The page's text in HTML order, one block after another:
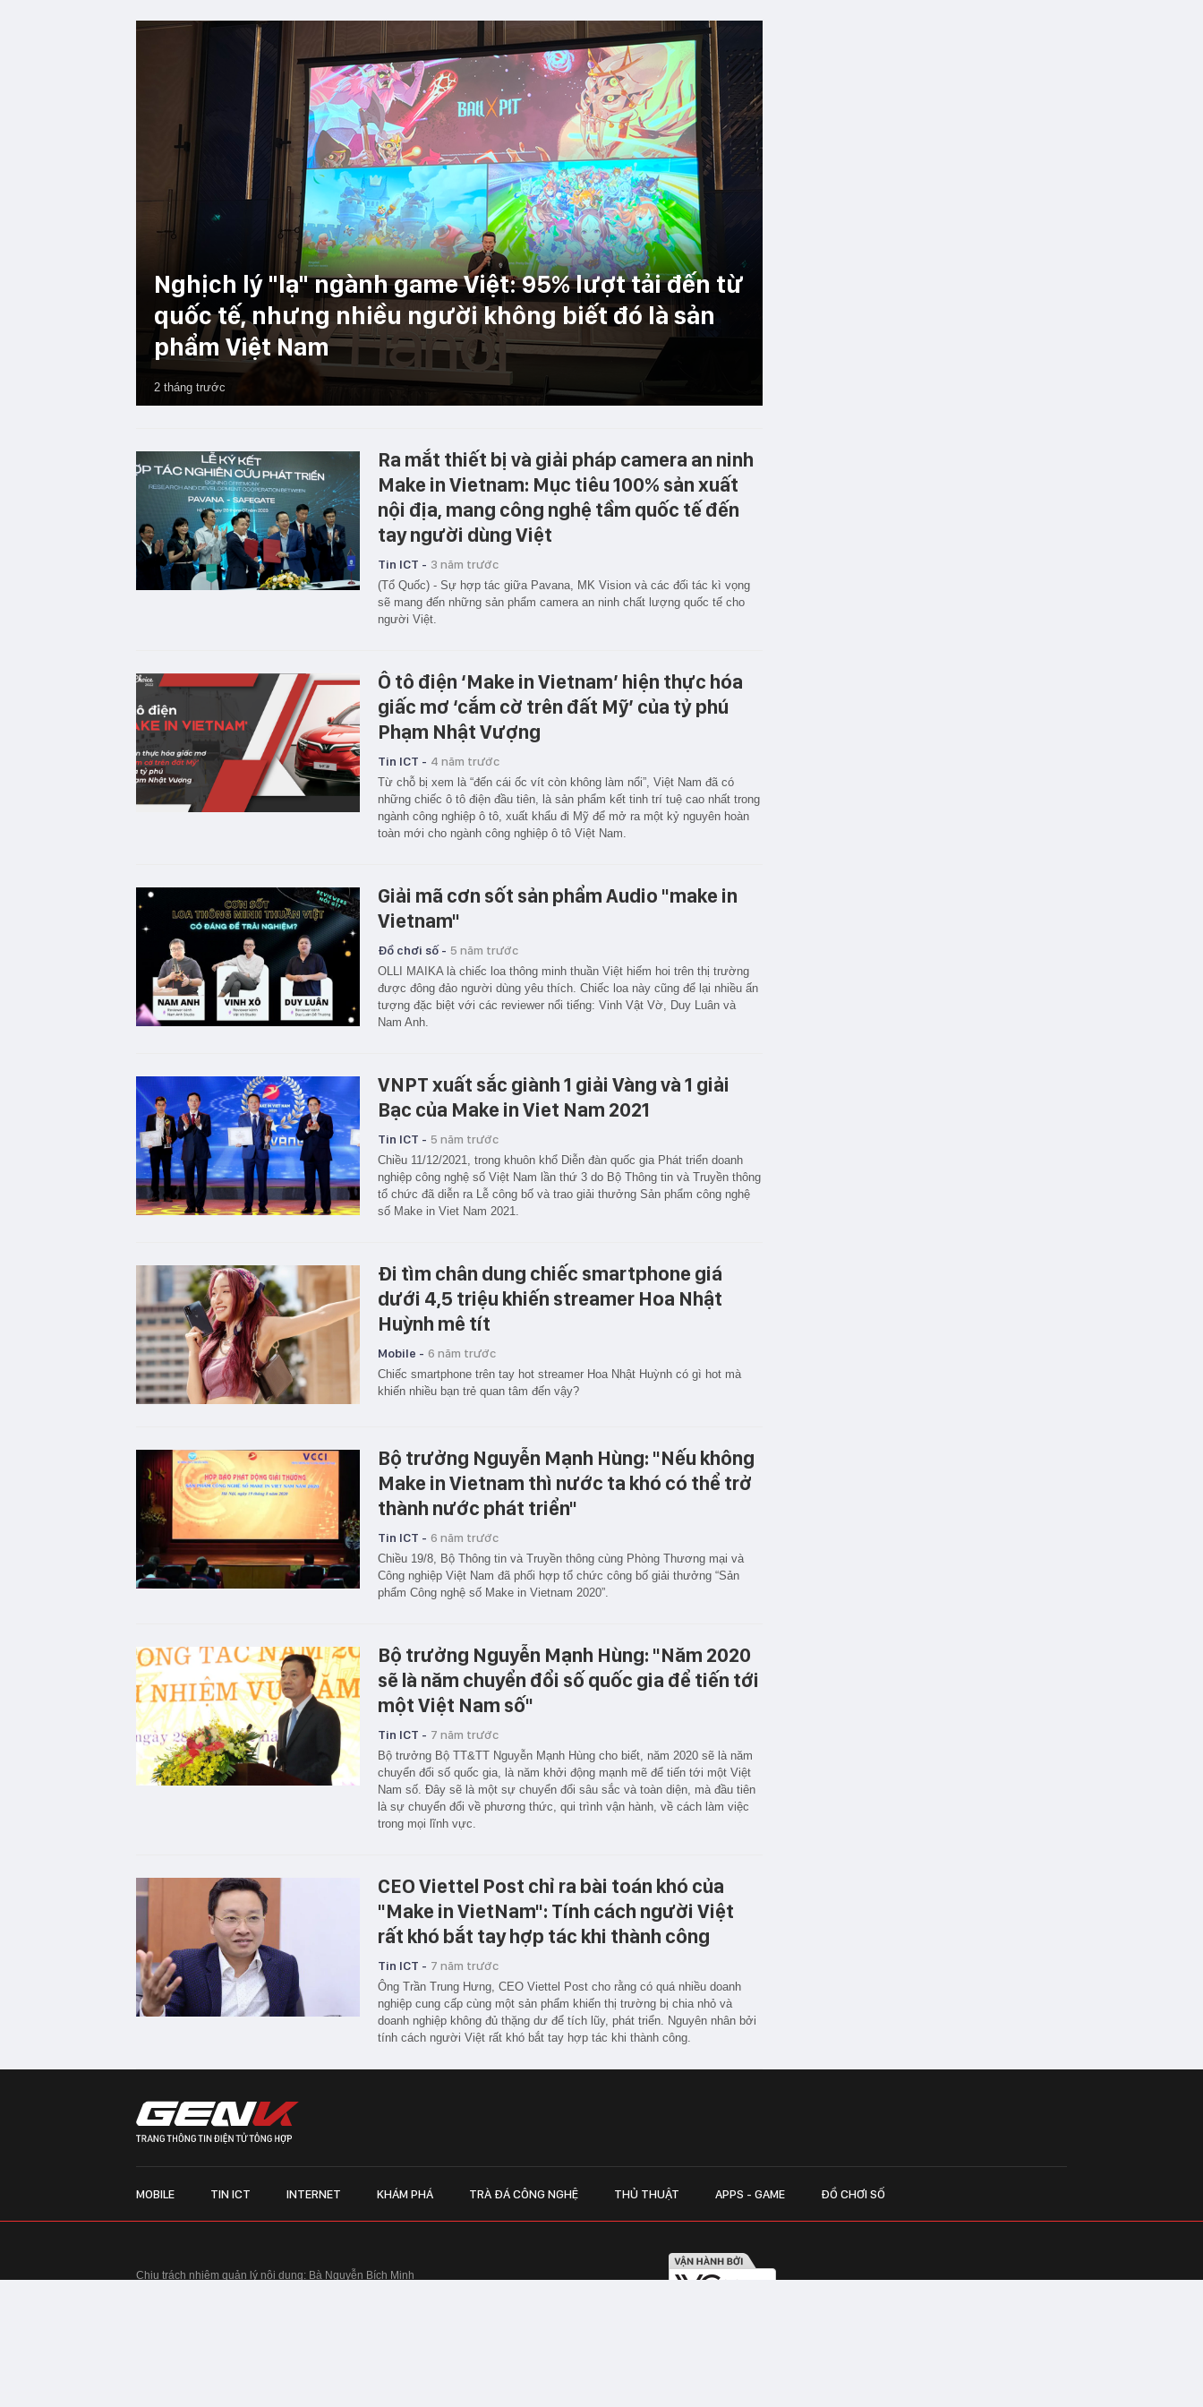
Nghịch lý "lạ" ngành game Việt: 95% lượt tải đến từ
quốc tế, nhưng nhiều người không biết đó là sản
phẩm Việt Nam
2 tháng trước
Ra mắt thiết bị và giải pháp camera an ninh
Make in Vietnam: Mục tiêu 100% sản xuất
nội địa, mang công nghệ tầm quốc tế đến
tay người dùng Việt
Tin ICT - 3 năm trước
(Tổ Quốc) - Sự hợp tác giữa Pavana, MK Vision và các đối tác kì vọng
sẽ mang đến những sản phẩm camera an ninh chất lượng quốc tế cho
người Việt.
Ô tô điện ‘Make in Vietnam’ hiện thực hóa
giấc mơ ‘cắm cờ trên đất Mỹ’ của tỷ phú
Phạm Nhật Vượng
Tin ICT - 4 năm trước
Từ chỗ bị xem là “đến cái ốc vít còn không làm nổi”, Việt Nam đã có
những chiếc ô tô điện đầu tiên, là sản phẩm kết tinh trí tuệ cao nhất trong
ngành công nghiệp ô tô, xuất khẩu đi Mỹ để mở ra một kỷ nguyên hoàn
toàn mới cho ngành công nghiệp ô tô Việt Nam.
Giải mã cơn sốt sản phẩm Audio "make in
Vietnam"
Đồ chơi số - 5 năm trước
OLLI MAIKA là chiếc loa thông minh thuần Việt hiếm hoi trên thị trường
được đông đảo người dùng yêu thích. Chiếc loa này cũng để lại nhiều ấn
tượng đặc biệt với các reviewer nổi tiếng: Vinh Vật Vờ, Duy Luân và
Nam Anh.
VNPT xuất sắc giành 1 giải Vàng và 1 giải
Bạc của Make in Viet Nam 2021
Tin ICT - 5 năm trước
Chiều 11/12/2021, trong khuôn khổ Diễn đàn quốc gia Phát triển doanh
nghiệp công nghệ số Việt Nam lần thứ 3 do Bộ Thông tin và Truyền thông
tổ chức đã diễn ra Lễ công bố và trao giải thưởng Sản phẩm công nghệ
số Make in Viet Nam 2021.
Đi tìm chân dung chiếc smartphone giá
dưới 4,5 triệu khiến streamer Hoa Nhật
Huỳnh mê tít
Mobile - 6 năm trước
Chiếc smartphone trên tay hot streamer Hoa Nhật Huỳnh có gì hot mà
khiến nhiều bạn trẻ quan tâm đến vậy?
Bộ trưởng Nguyễn Mạnh Hùng: "Nếu không
Make in Vietnam thì nước ta khó có thể trở
thành nước phát triển"
Tin ICT - 6 năm trước
Chiều 19/8, Bộ Thông tin và Truyền thông cùng Phòng Thương mại và
Công nghiệp Việt Nam đã phối hợp tổ chức công bố giải thưởng “Sản
phẩm Công nghệ số Make in Vietnam 2020”.
Bộ trưởng Nguyễn Mạnh Hùng: "Năm 2020
sẽ là năm chuyển đổi số quốc gia để tiến tới
một Việt Nam số"
Tin ICT - 7 năm trước
Bộ trưởng Bộ TT&TT Nguyễn Mạnh Hùng cho biết, năm 2020 sẽ là năm
chuyển đổi số quốc gia, là năm khởi động mạnh mẽ để tiến tới một Việt
Nam số. Đây sẽ là một sự chuyển đổi sâu sắc và toàn diện, mà đầu tiên
là sự chuyển đổi về phương thức, qui trình vận hành, về cách làm việc
trong mọi lĩnh vực.
CEO Viettel Post chỉ ra bài toán khó của
"Make in VietNam": Tính cách người Việt
rất khó bắt tay hợp tác khi thành công
Tin ICT - 7 năm trước
Ông Trần Trung Hưng, CEO Viettel Post cho rằng có quá nhiều doanh
nghiệp cung cấp cùng một sản phẩm khiến thị trường bị chia nhỏ và
doanh nghiệp không đủ thặng dư để tích lũy, phát triển. Nguyên nhân bởi
tính cách người Việt rất khó bắt tay hợp tác khi thành công.
MOBILE TIN ICT INTERNET KHÁM PHÁ TRÀ ĐÁ CÔNG NGHỆ THỦ THUẬT APPS - GAME ĐỒ CHƠI SỐ
Chịu trách nhiệm quản lý nội dung: Bà Nguyễn Bích Minh